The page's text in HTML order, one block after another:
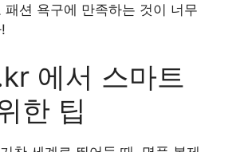
패션 욕구에 만족하는 것이 너무
에서 스마트
한 팁